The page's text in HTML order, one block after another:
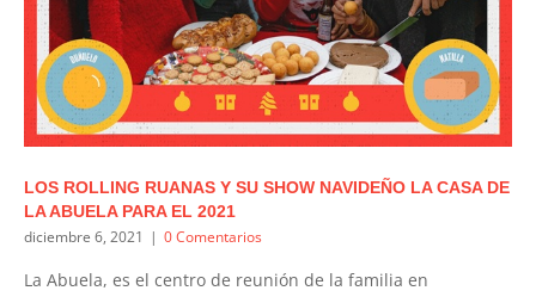
LOS ROLLING RUANAS Y SU SHOW NAVIDEÑO LA CASA DE
LA ABUELA PARA EL 2021
diciembre 6, 2021 | 0 Comentarios
La Abuela, es el centro de reunión de la familia en